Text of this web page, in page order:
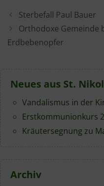
Sterbefall Paul Bauer
Orthodoxe Gemeinde
Erdbebenopfer
Neues aus St.
Vandalismus in der
Erstkommunionkurs
Kräutersegnung zu
Archiv